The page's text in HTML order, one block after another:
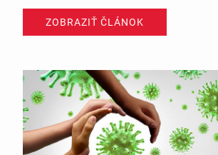
ZOBRAZIŤ ČLÁNOK